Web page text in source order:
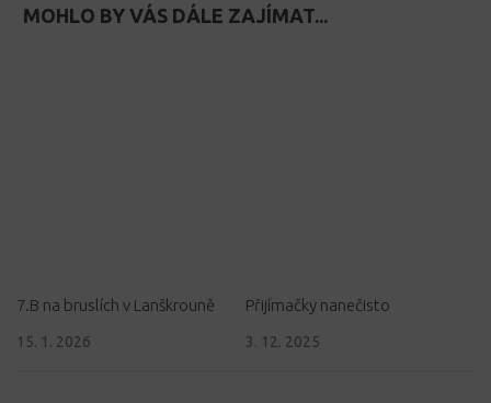
MOHLO BY VÁS DÁLE ZAJÍMAT...
7.B na bruslích v Lanškrouně
15. 1. 2026
Přijímačky nanečisto
3. 12. 2025